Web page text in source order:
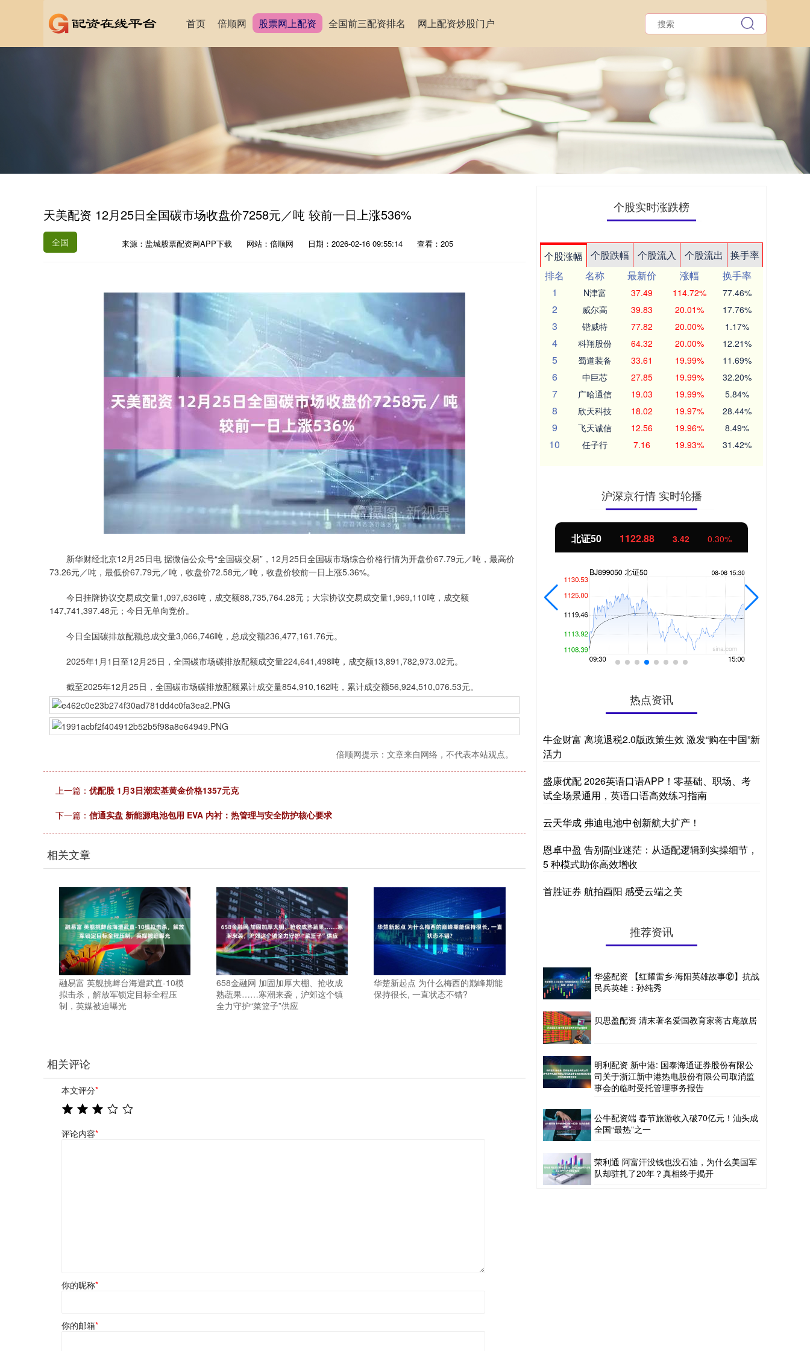
首页 倍顺网 股票网上配资 全国前三配资排名 网上配资炒股门户
天美配资 12月25日全国碳市场收盘价7258元／吨 较前一日上涨536%
全国 来源：盐城股票配资网APP下载 网站：倍顺网 日期：2026-02-16 09:55:14 查看：205
新华财经北京12月25日电 据微信公众号“全国碳交易”，12月25日全国碳市场综合价格行情为开盘价67.79元／吨，最高价
73.26元／吨，最低价67.79元／吨，收盘价72.58元／吨，收盘价较前一日上涨5.36%。
今日挂牌协议交易成交量1,097,636吨，成交额88,735,764.28元；大宗协议交易成交量1,969,110吨，成交额
147,741,397.48元；今日无单向竞价。
今日全国碳排放配额总成交量3,066,746吨，总成交额236,477,161.76元。
2025年1月1日至12月25日，全国碳市场碳排放配额成交量224,641,498吨，成交额13,891,782,973.02元。
截至2025年12月25日，全国碳市场碳排放配额累计成交量854,910,162吨，累计成交额56,924,510,076.53元。
倍顺网提示：文章来自网络，不代表本站观点。
上一篇： 优配股 1月3日潮宏基黄金价格1357元克
下一篇： 信通实盘 新能源电池包用 EVA 内衬：热管理与安全防护核心要求
相关文章
融易富 英舰挑衅台海遭武直-10模
拟击杀，解放军锁定目标全程压
制，英媒被迫曝光
658金融网 加固加厚大棚、抢收成
熟蔬果……寒潮来袭，沪郊这个镇
全力守护“菜篮子”供应
华楚新起点 为什么梅西的巅峰期能
保持很长, 一直状态不错?
相关评论
本文评分*
评论内容*
你的昵称*
你的邮箱*
个股实时涨跌榜
个股涨幅 个股跌幅 个股流入 个股流出
换手率
排名
名称 最新价 涨幅
换手率
1
N津富 37.49 114.72% 77.46%
2 威尔高 39.83 20.01% 17.76%
3 锴威特 77.82 20.00% 1.17%
4 科翔股份 64.32 20.00% 12.21%
5 蜀道装备 33.61 19.99% 11.69%
6 中巨芯 27.85 19.99% 32.20%
7 广哈通信 19.03 19.99% 5.84%
8 欣天科技 18.02 19.97% 28.44%
9 飞天诚信 12.56 19.96% 8.49%
10 任子行 7.16 19.93% 31.42%
沪深京行情 实时轮播
深证成指 14110.12 沪深300 4651.31 北证50 1122.88 3.42 0.30%
热点资讯
牛金财富 离境退税2.0版政策生效 激发“购在中国”新
活力
盛康优配 2026英语口语APP！零基础、职场、考
试全场景通用，英语口语高效练习指南
云天华成 弗迪电池中创新航大扩产！
恩卓中盈 告别副业迷茫：从适配逻辑到实操细节，
5 种模式助你高效增收
首胜证券 航拍酉阳 感受云端之美
推荐资讯
华盛配资 【红耀雷乡·海阳英雄故事⑫】抗战
民兵英雄：孙纯秀
贝思盈配资 清末著名爱国教育家蒋古庵故居
明利配资 新中港: 国泰海通证券股份有限公
司关于浙江新中港热电股份有限公司取消监
事会的临时受托管理事务报告
公牛配资端 春节旅游收入破70亿元！汕头成
全国“最热”之一
荣利通 阿富汗没钱也没石油，为什么美国军
队却驻扎了20年？真相终于揭开